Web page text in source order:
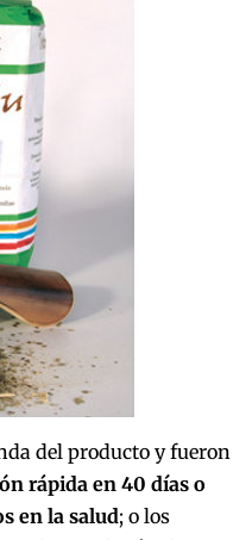
del producto y fueron
rápida en 40 días o
en la salud; o los